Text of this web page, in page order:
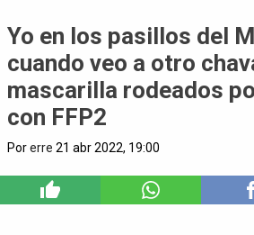
Yo en los pasillos del
cuando veo a otro
mascarilla rodeados
con FFP2
Porerre 21 abr 2022, 19:00